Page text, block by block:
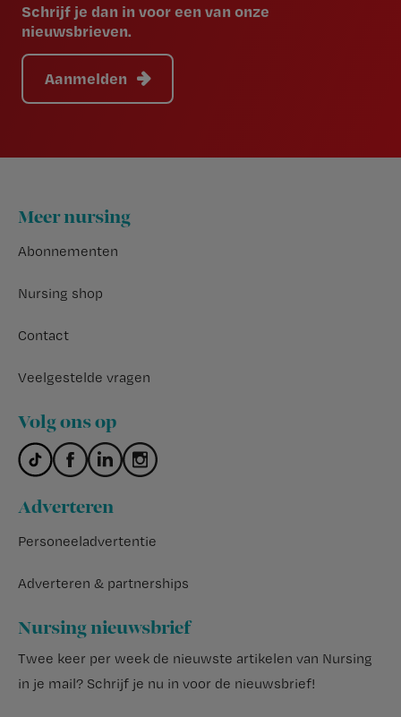
Schrijf je dan in voor een van onze
nieuwsbrieven.
Aanmelden
Footer
Meer nursing
Abonnementen
Nursing shop
Contact
Veelgestelde vragen
Volg ons op
Adverteren
Personeeladvertentie
Adverteren & partnerships
Nursing nieuwsbrief
Twee keer per week de nieuwste artikelen van Nursing
in je mail? Schrijf je nu in voor de nieuwsbrief!